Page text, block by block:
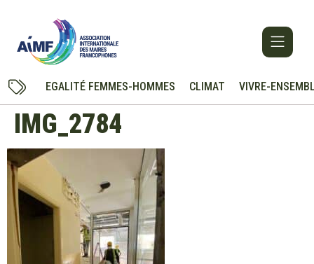
EGALITÉ FEMMES-HOMMES CLIMAT VIVRE-
IMG_2784